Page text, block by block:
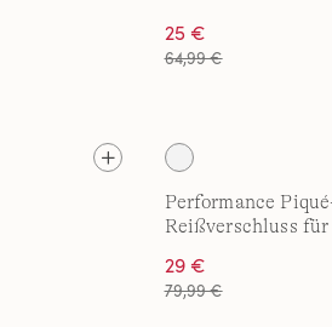
25 €
64,99 €
Performance
Reißverschluss
29 €
79,99 €